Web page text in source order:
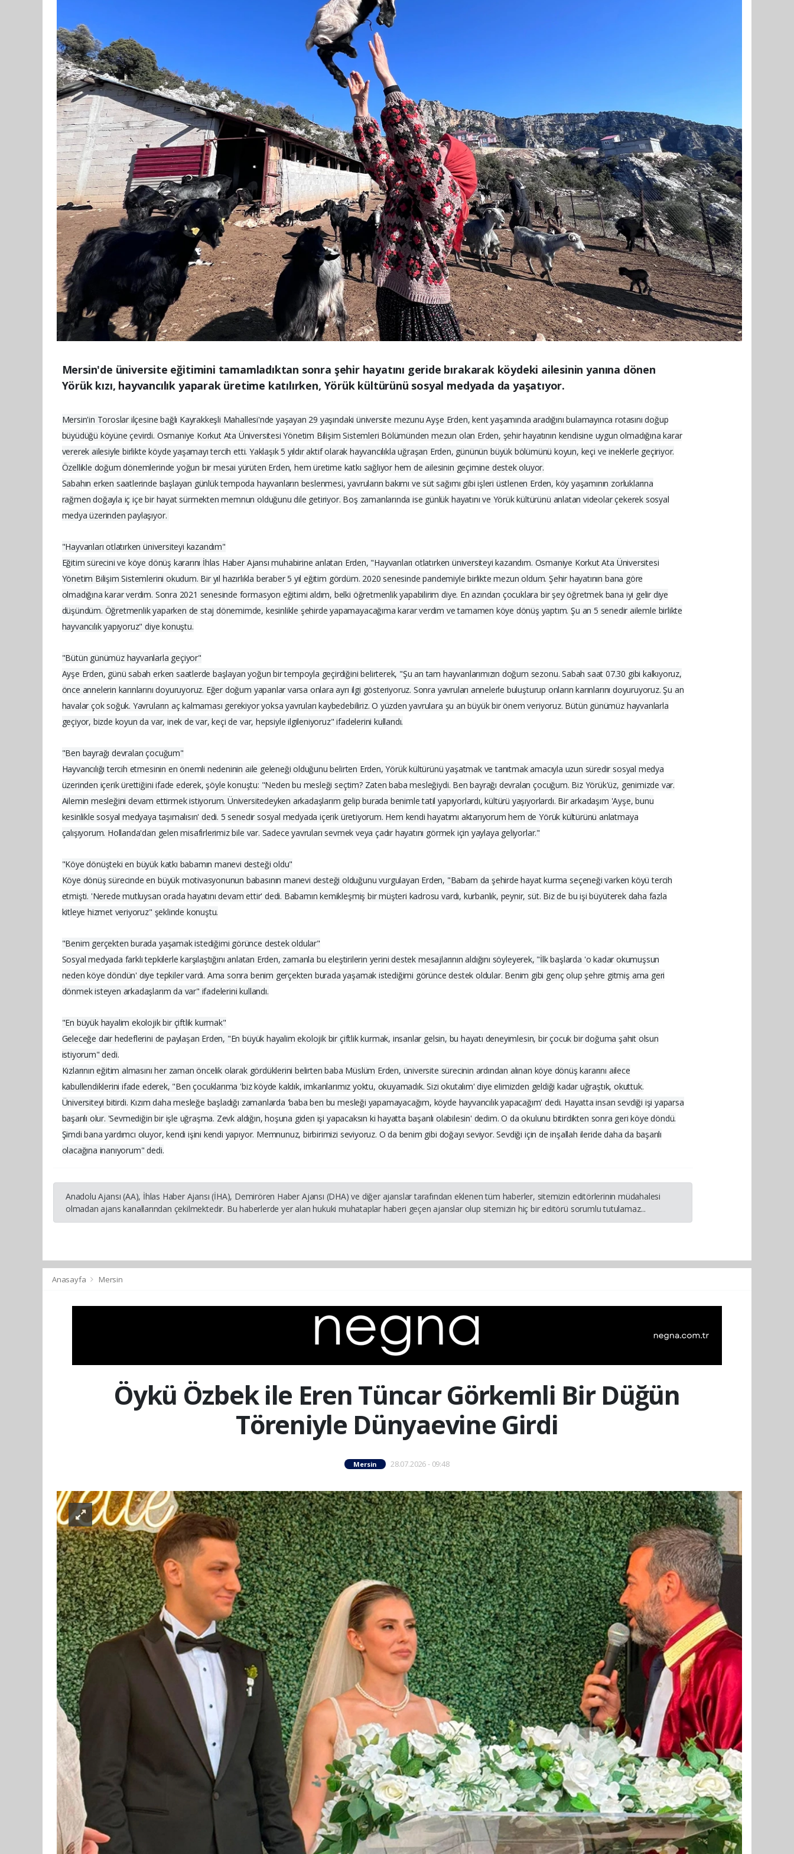
Mersin'de üniversite eğitimini tamamladıktan sonra şehir hayatını geride bırakarak köydeki ailesinin yanına dönen
Yörük kızı, hayvancılık yaparak üretime katılırken, Yörük kültürünü sosyal medyada da yaşatıyor.
Mersin'in Toroslar ilçesine bağlı Kayrakkeşli Mahallesi'nde yaşayan 29 yaşındaki üniversite mezunu Ayşe Erden, kent yaşamında aradığını bulamayınca rotasını doğup
büyüdüğü köyüne çevirdi. Osmaniye Korkut Ata Üniversitesi Yönetim Bilişim Sistemleri Bölümünden mezun olan Erden, şehir hayatının kendisine uygun olmadığına karar
vererek ailesiyle birlikte köyde yaşamayı tercih etti. Yaklaşık 5 yıldır aktif olarak hayvancılıkla uğraşan Erden, gününün büyük bölümünü koyun, keçi ve ineklerle geçiriyor.
Özellikle doğum dönemlerinde yoğun bir mesai yürüten Erden, hem üretime katkı sağlıyor hem de ailesinin geçimine destek oluyor.
Sabahın erken saatlerinde başlayan günlük tempoda hayvanların beslenmesi, yavruların bakımı ve süt sağımı gibi işleri üstlenen Erden, köy yaşamının zorluklarına
rağmen doğayla iç içe bir hayat sürmekten memnun olduğunu dile getiriyor. Boş zamanlarında ise günlük hayatını ve Yörük kültürünü anlatan videolar çekerek sosyal
medya üzerinden paylaşıyor.
"Hayvanları otlatırken üniversiteyi kazandım"
Eğitim sürecini ve köye dönüş kararını İhlas Haber Ajansı muhabirine anlatan Erden, "Hayvanları otlatırken üniversiteyi kazandım. Osmaniye Korkut Ata Üniversitesi
Yönetim Bilişim Sistemlerini okudum. Bir yıl hazırlıkla beraber 5 yıl eğitim gördüm. 2020 senesinde pandemiyle birlikte mezun oldum. Şehir hayatının bana göre
olmadığına karar verdim. Sonra 2021 senesinde formasyon eğitimi aldım, belki öğretmenlik yapabilirim diye. En azından çocuklara bir şey öğretmek bana iyi gelir diye
düşündüm. Öğretmenlik yaparken de staj dönemimde, kesinlikle şehirde yapamayacağıma karar verdim ve tamamen köye dönüş yaptım. Şu an 5 senedir ailemle birlikte
hayvancılık yapıyoruz" diye konuştu.
"Bütün günümüz hayvanlarla geçiyor"
Ayşe Erden, günü sabah erken saatlerde başlayan yoğun bir tempoyla geçirdiğini belirterek, "Şu an tam hayvanlarımızın doğum sezonu. Sabah saat 07.30 gibi kalkıyoruz,
önce annelerin karınlarını doyuruyoruz. Eğer doğum yapanlar varsa onlara ayrı ilgi gösteriyoruz. Sonra yavruları annelerle buluşturup onların karınlarını doyuruyoruz. Şu an
havalar çok soğuk. Yavruların aç kalmaması gerekiyor yoksa yavruları kaybedebiliriz. O yüzden yavrulara şu an büyük bir önem veriyoruz. Bütün günümüz hayvanlarla
geçiyor, bizde koyun da var, inek de var, keçi de var, hepsiyle ilgileniyoruz" ifadelerini kullandı.
"Ben bayrağı devralan çocuğum"
Hayvancılığı tercih etmesinin en önemli nedeninin aile geleneği olduğunu belirten Erden, Yörük kültürünü yaşatmak ve tanıtmak amacıyla uzun süredir sosyal medya
üzerinden içerik ürettiğini ifade ederek, şöyle konuştu: "Neden bu mesleği seçtim? Zaten baba mesleğiydi. Ben bayrağı devralan çocuğum. Biz Yörük'üz, genimizde var.
Ailemin mesleğini devam ettirmek istiyorum. Üniversitedeyken arkadaşlarım gelip burada benimle tatil yapıyorlardı, kültürü yaşıyorlardı. Bir arkadaşım 'Ayşe, bunu
kesinlikle sosyal medyaya taşımalısın' dedi. 5 senedir sosyal medyada içerik üretiyorum. Hem kendi hayatımı aktarıyorum hem de Yörük kültürünü anlatmaya
çalışıyorum. Hollanda'dan gelen misafirlerimiz bile var. Sadece yavruları sevmek veya çadır hayatını görmek için yaylaya geliyorlar."
"Köye dönüşteki en büyük katkı babamın manevi desteği oldu"
Köye dönüş sürecinde en büyük motivasyonunun babasının manevi desteği olduğunu vurgulayan Erden, "Babam da şehirde hayat kurma seçeneği varken köyü tercih
etmişti. 'Nerede mutluysan orada hayatını devam ettir' dedi. Babamın kemikleşmiş bir müşteri kadrosu vardı, kurbanlık, peynir, süt. Biz de bu işi büyüterek daha fazla
kitleye hizmet veriyoruz" şeklinde konuştu.
"Benim gerçekten burada yaşamak istediğimi görünce destek oldular"
Sosyal medyada farklı tepkilerle karşılaştığını anlatan Erden, zamanla bu eleştirilerin yerini destek mesajlarının aldığını söyleyerek, "İlk başlarda 'o kadar okumuşsun
neden köye döndün' diye tepkiler vardı. Ama sonra benim gerçekten burada yaşamak istediğimi görünce destek oldular. Benim gibi genç olup şehre gitmiş ama geri
dönmek isteyen arkadaşlarım da var" ifadelerini kullandı.
"En büyük hayalim ekolojik bir çiftlik kurmak"
Geleceğe dair hedeflerini de paylaşan Erden, "En büyük hayalim ekolojik bir çiftlik kurmak, insanlar gelsin, bu hayatı deneyimlesin, bir çocuk bir doğuma şahit olsun
istiyorum" dedi.
Kızlarının eğitim almasını her zaman öncelik olarak gördüklerini belirten baba Müslüm Erden, üniversite sürecinin ardından alınan köye dönüş kararını ailece
kabullendiklerini ifade ederek, "Ben çocuklarıma 'biz köyde kaldık, imkanlarımız yoktu, okuyamadık. Sizi okutalım' diye elimizden geldiği kadar uğraştık, okuttuk.
Üniversiteyi bitirdi. Kızım daha mesleğe başladığı zamanlarda 'baba ben bu mesleği yapamayacağım, köyde hayvancılık yapacağım' dedi. Hayatta insan sevdiği işi yaparsa
başarılı olur. 'Sevmediğin bir işle uğraşma. Zevk aldığın, hoşuna giden işi yapacaksın ki hayatta başarılı olabilesin' dedim. O da okulunu bitirdikten sonra geri köye döndü.
Şimdi bana yardımcı oluyor, kendi işini kendi yapıyor. Memnunuz, birbirimizi seviyoruz. O da benim gibi doğayı seviyor. Sevdiği için de inşallah ileride daha da başarılı
olacağına inanıyorum" dedi.
Anadolu Ajansı (AA), İhlas Haber Ajansı (İHA), Demirören Haber Ajansı (DHA) ve diğer ajanslar tarafından eklenen tüm haberler, sitemizin editörlerinin müdahalesi
olmadan ajans kanallarından çekilmektedir. Bu haberlerde yer alan hukuki muhataplar haberi geçen ajanslar olup sitemizin hiç bir editörü sorumlu tutulamaz...
Anasayfa Mersin
Öykü Özbek ile Eren Tüncar Görkemli Bir Düğün
Töreniyle Dünyaevine Girdi
Mersin 28.07.2026 - 09:48